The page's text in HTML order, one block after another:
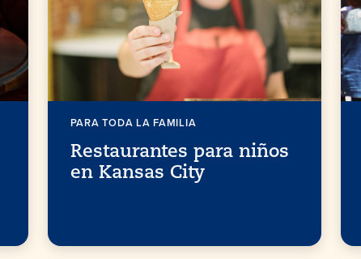
PARA TODA LA FAMILIA
Restaurantes para niños
en Kansas City